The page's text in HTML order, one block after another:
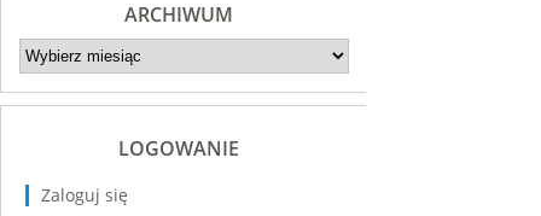
ARCHIWUM
Archiwum
LOGOWANIE
Zaloguj się